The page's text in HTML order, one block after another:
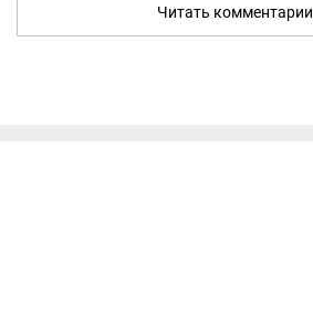
Читать комментарии